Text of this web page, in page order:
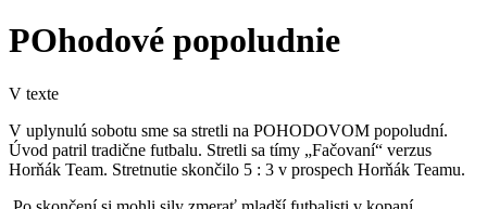
POhodové popoludnie
V texte
V uplynulú sobotu sme sa stretli na POHODOVOM popoludní.
Úvod patril tradične futbalu. Stretli sa tímy „Fačovaní“ verzus
Horňák Team. Stretnutie skončilo 5 : 3 v prospech Horňák Teamu.